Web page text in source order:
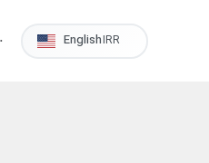
EnglishIRR